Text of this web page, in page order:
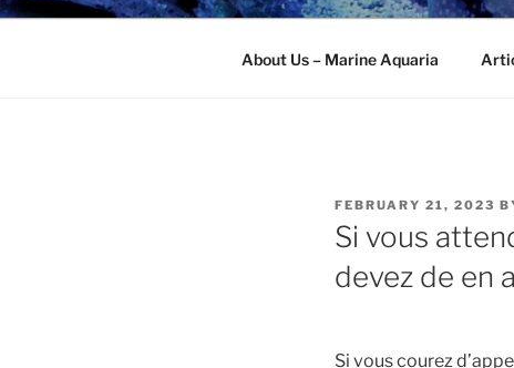
About Us – Marine Aquaria
POSTED
ON
FEBRUARY 21, 2023
Si vous
devez de en
Si vous courez